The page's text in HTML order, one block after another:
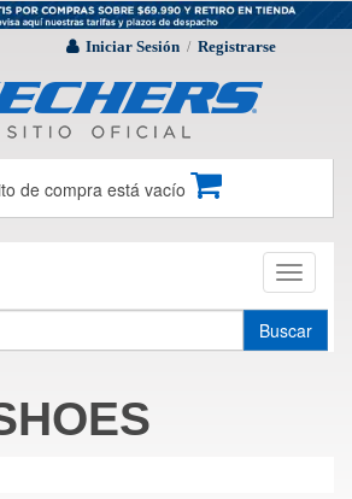
Iniciar Sesión / Registrarse
de compra está vacío
Toggle
Buscar